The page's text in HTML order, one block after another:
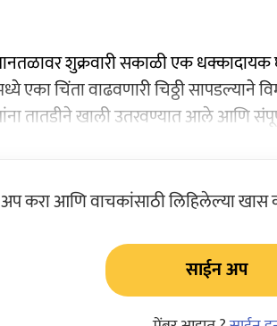
शुक्रवारी सकाळी एक धक्कादायक
एका चिंता वाढवणारी चिठ्ठी
तातडीने खाली उतरवण्यात आले आणि
करा आणि वाचकांसाठी लिहिलेल्या खास
साईन अप